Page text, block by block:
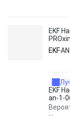
EKF
EKF
EKF
an-1-